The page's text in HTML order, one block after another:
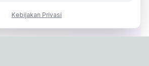
Kebijakan Privasi